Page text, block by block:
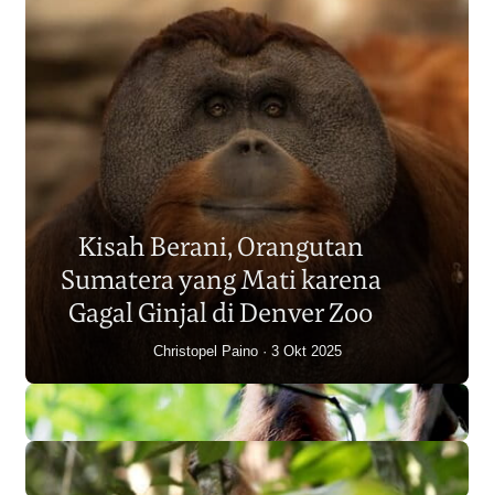
Populasi Orangutan
Sumatera Berkurang 2.700
Individu dalam Satu Dekade?
Junaidi Hanafiah 14 Jul 2026
Kisah Berani, Orangutan
Sumatera yang Mati karena
Gagal Ginjal di Denver Zoo
Christopel Paino 3 Okt 2025